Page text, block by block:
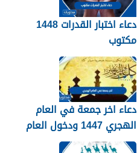
دعاء اختبار القدرات 1448
مكتوب
دعاء اخر جمعة في العام
الهجري 1447 ودخول العام
الجديد 1448